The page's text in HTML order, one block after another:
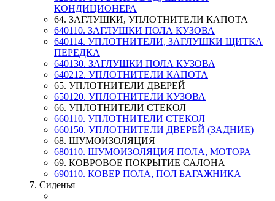
КОНДИЦИОНЕРА
64. ЗАГЛУШКИ, УПЛОТНИТЕЛИ КАПОТА
640110. ЗАГЛУШКИ ПОЛА КУЗОВА
640114. УПЛОТНИТЕЛИ, ЗАГЛУШКИ ЩИТКА
ПЕРЕДКА
640130. ЗАГЛУШКИ ПОЛА КУЗОВА
640212. УПЛОТНИТЕЛИ КАПОТА
65. УПЛОТНИТЕЛИ ДВЕРЕЙ
650120. УПЛОТНИТЕЛИ КУЗОВА
66. УПЛОТНИТЕЛИ СТЕКОЛ
660110. УПЛОТНИТЕЛИ СТЕКОЛ
660150. УПЛОТНИТЕЛИ ДВЕРЕЙ (ЗАДНИЕ)
68. ШУМОИЗОЛЯЦИЯ
680110. ШУМОИЗОЛЯЦИЯ ПОЛА, МОТОРА
69. КОВРОВОЕ ПОКРЫТИЕ САЛОНА
690110. КОВЕР ПОЛА, ПОЛ БАГАЖНИКА
7. Сиденья